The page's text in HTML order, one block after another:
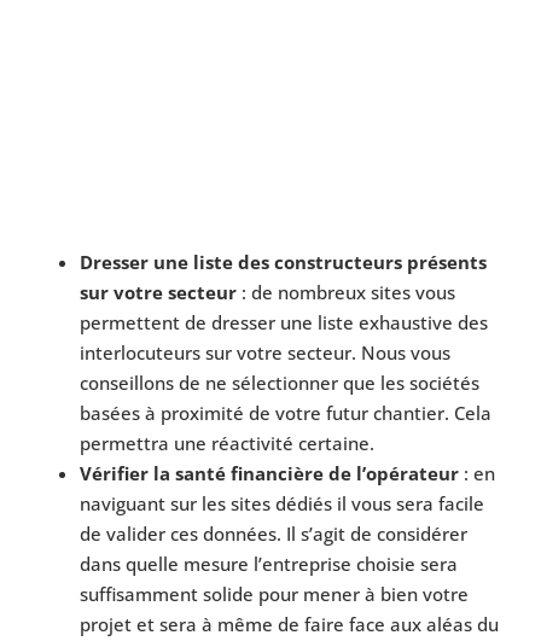
Dresser une liste des constructeurs présents
sur votre secteur : de nombreux sites vous
permettent de dresser une liste exhaustive des
interlocuteurs sur votre secteur. Nous vous
conseillons de ne sélectionner que les sociétés
basées à proximité de votre futur chantier. Cela
permettra une réactivité certaine.
Vérifier la santé financière de l’opérateur : en
naviguant sur les sites dédiés il vous sera facile
de valider ces données. Il s’agit de considérer
dans quelle mesure l’entreprise choisie sera
suffisamment solide pour mener à bien votre
projet et sera à même de faire face aux aléas du